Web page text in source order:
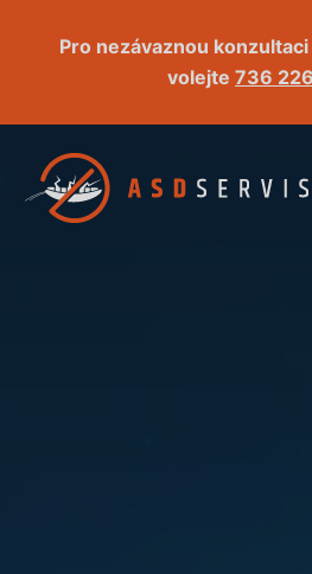
Pro nezávaznou
volejte 736